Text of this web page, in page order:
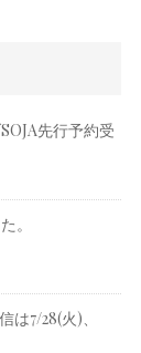
先行予約受
。
7/28(火)、